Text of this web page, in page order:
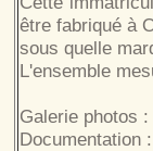
être fabriqué à
sous quelle
L'ensemble
Galerie photos :
Documentation :